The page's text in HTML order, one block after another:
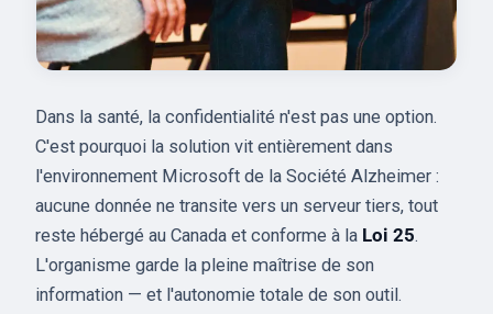
Dans la santé, la confidentialité n'est pas une option.
C'est pourquoi la solution vit entièrement dans
l'environnement Microsoft de la Société Alzheimer :
aucune donnée ne transite vers un serveur tiers, tout
reste hébergé au Canada et conforme à la Loi 25.
L'organisme garde la pleine maîtrise de son
information — et l'autonomie totale de son outil.